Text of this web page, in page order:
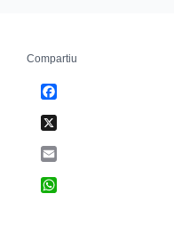
Compartiu